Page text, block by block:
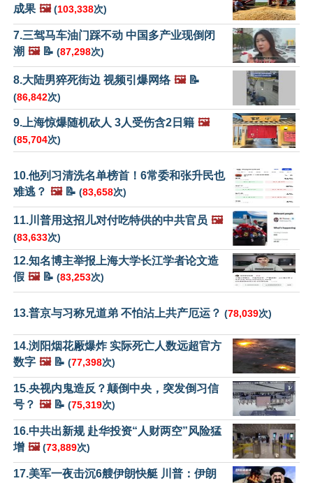
成果 🖼️ (103,338次)
7.三驾马车油门踩不动 中国多产业现倒闭
潮 🖼️📝 (87,298次)
8.大陆男猝死街边 视频引爆网络 🖼️📝
(86,842次)
9.上海惊爆随机砍人 3人受伤含2日籍 🖼️
(85,704次)
10.他列习清洗名单榜首！6常委和张升民也
难逃？ 🖼️📝 (83,658次)
11.川普用这招儿对付吃特供的中共官员 🖼️
(83,633次)
12.知名博主举报上海大学长江学者论文造
假 🖼️📝 (83,253次)
13.普京与习称兄道弟 不怕沾上共产厄运？ (78,039次)
14.浏阳烟花厰爆炸 实际死亡人数远超官方
数字 🖼️📝 (77,398次)
15.央视内鬼造反？颠倒中央，突发倒习信
号？ 🖼️📝 (75,319次)
16.中共出新规 赴华投资“人财两空”风险猛
增 🖼️ (73,889次)
17.美军一夜击沉6艘伊朗快艇 川普：伊朗